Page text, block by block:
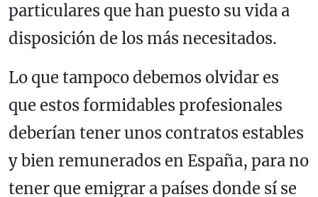
particulares que han puesto su vida a
disposición de los más necesitados.
Lo que tampoco debemos olvidar es
que estos formidables profesionales
deberían tener unos contratos estables
y bien remunerados en España, para no
tener que emigrar a países donde sí se